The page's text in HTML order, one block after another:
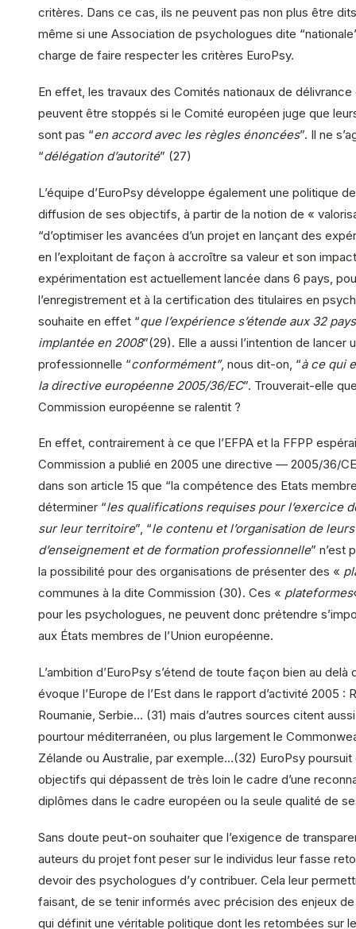
critères. Dans ce cas, ils ne peuvent pas non plus être
même si une Association de psychologues dite
charge de faire respecter les critères EuroPsy.
En effet, les travaux des Comités nationaux de
peuvent être stoppés si le Comité européen juge que
sont pas “en accord avec les règles énoncées”. Il ne
“délégation d’autorité” (27)
L’équipe d’EuroPsy développe également une politique
diffusion de ses objectifs, à partir de la notion de «
“d’optimiser les avancées d’un projet en lançant des
en l’exploitant de façon à accroître sa valeur et son
expérimentation est actuellement lancée dans 6 pays,
l’enregistrement et à la certification des titulaires en
souhaite en effet “que l’expérience s’étende aux 32
implantée en 2008”(29). Elle a aussi l’intention de lancer
professionnelle “conformément”, nous dit-on, “à ce qui
la directive européenne 2005/36/EC”. Trouverait-elle
Commission européenne se ralentit ?
En effet, contrairement à ce que l’EFPA et la FFPP
Commission a publié en 2005 une directive — 2005/36/
dans son article 15 que “la compétence des Etats
déterminer “les qualifications requises pour l’exercice
sur leur territoire”, “le contenu et l’organisation de
d’enseignement et de formation professionnelle” n’est
la possibilité pour des organisations de présenter des «
communes à la dite Commission (30). Ces « plateformes
pour les psychologues, ne peuvent donc prétendre
aux États membres de l’Union européenne.
L’ambition d’EuroPsy s’étend de toute façon bien au delà
évoque l’Europe de l’Est dans le rapport d’activité 2005 :
Roumanie, Serbie… (31) mais d’autres sources citent
pourtour méditerranéen, ou plus largement le
Zélande ou Australie, par exemple…(32) EuroPsy
objectifs qui dépassent de très loin le cadre d’une
diplômes dans le cadre européen ou la seule qualité de
Sans doute peut-on souhaiter que l’exigence de
auteurs du projet font peser sur le individus leur fasse
devoir des psychologues d’y contribuer. Cela leur
faisant, de se tenir informés avec précision des enjeux
qui définit une véritable politique dont les retombées sur